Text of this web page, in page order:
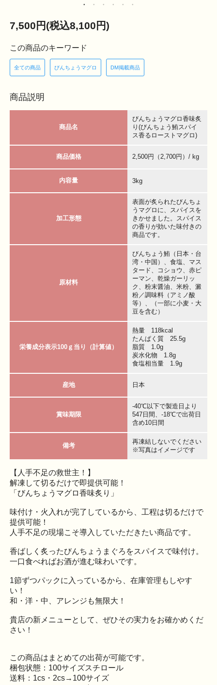
7,500円(税込8,100円)
この商品のキーワード
全ての商品 びんちょうマグロ DM掲載商品
商品説明
商品名
びんちょうマグロ香味炙
り(びんちょう鮪スパイ
ス香るローストマグロ)
商品価格 2,500円（2,700円）/ kg
内容量 3kg
加工形態
表面が炙られたびんちょ
うマグロに、スパイスを
きかせました。スパイス
の香りが効いた味付きの
商品です。
原材料
びんちょう鮪（日本・台
湾・中国）、食塩、マス
タード、コショウ、赤ピ
ーマン、乾燥ガーリッ
ク、粉末醤油、米粉、澱
粉／調味料（アミノ酸
等）、（一部に小麦・大
豆を含む）
栄養成分表示100ｇ当り（計算値）
熱量 118kcal
たんぱく質 25.5g
脂質 1.0g
炭水化物 1.8g
食塩相当量 1.9g
産地 日本
賞味期限
-40℃以下で製造日より
547日間、-18℃で出荷日
含め10日間
備考
再凍結しないでください
※写真はイメージです
【人手不足の救世主！】
解凍して切るだけで即提供可能！
「びんちょうマグロ香味炙り」
味付け・火入れが完了しているから、工程は切るだけで
提供可能！
人手不足の現場こそ導入していただきたい商品です。
香ばしく炙ったびんちょうまぐろをスパイスで味付け。
一口食べればお酒が進む味わいです。
1節ずつパックに入っているから、在庫管理もしやす
い！
和・洋・中、アレンジも無限大！
貴店の新メニューとして、ぜひその実力をお確かめくだ
さい！
この商品はまとめての出荷が可能です。
梱包状態：100サイズスチロール
送料：1cs・2cs→100サイズ